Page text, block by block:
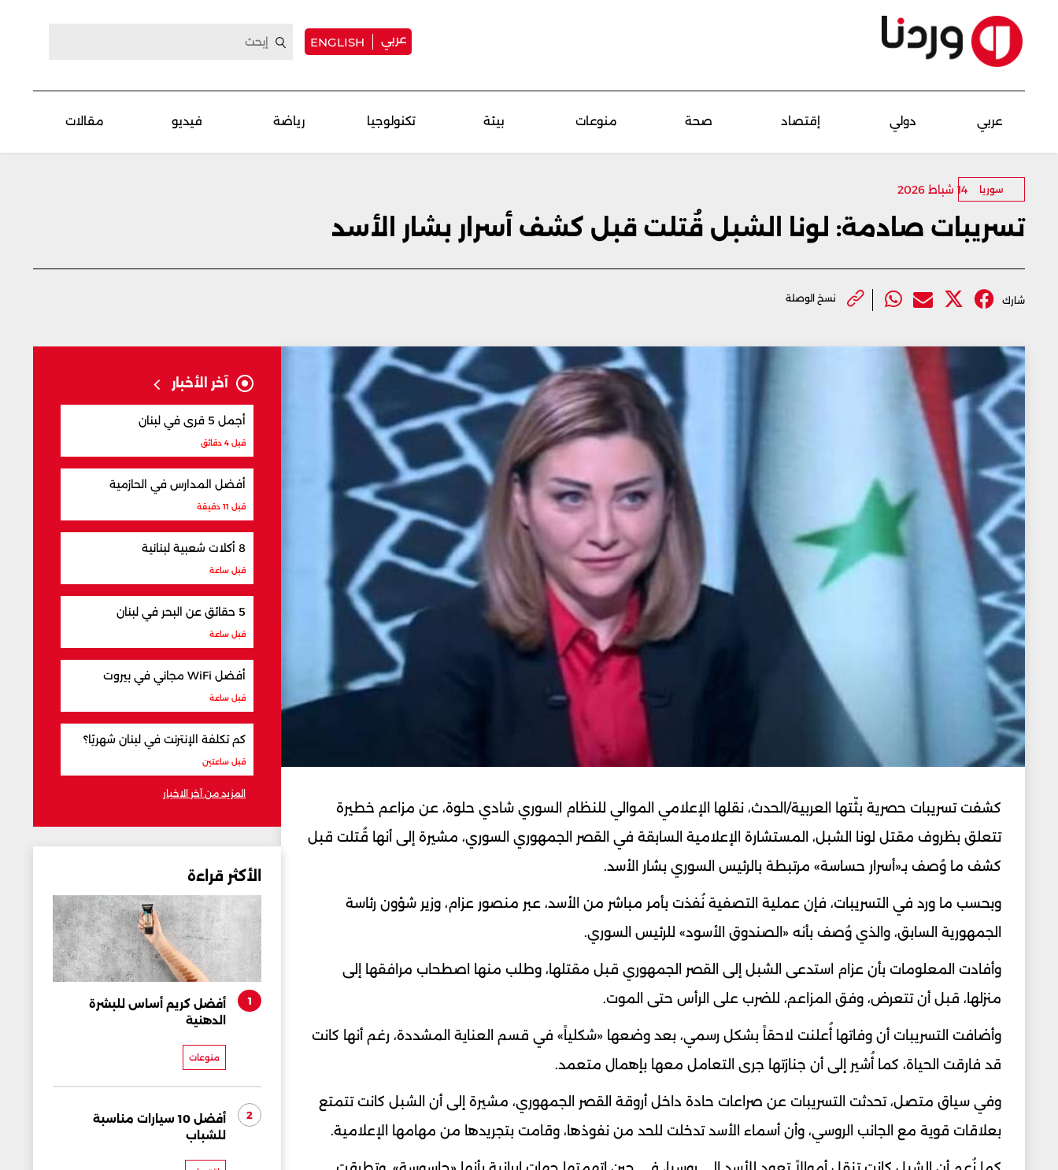
عربي ENGLISH
عربي دولي إقتصاد صحة منوعات بيئة تكنولوجيا رياضة فيديو مقالات
سوريا 14 شباط 2026
تسريبات صادمة: لونا الشبل قُتلت قبل كشف أسرار بشار الأسد
شارك نسخ الوصلة
كشفت تسريبات حصرية بثّتها العربية/الحدث، نقلها الإعلامي الموالي للنظام السوري شادي حلوة، عن مزاعم خطيرة
تتعلق بظروف مقتل لونا الشبل، المستشارة الإعلامية السابقة في القصر الجمهوري السوري، مشيرة إلى أنها قُتلت قبل
كشف ما وُصف بـ«أسرار حساسة» مرتبطة بالرئيس السوري بشار الأسد.
وبحسب ما ورد في التسريبات، فإن عملية التصفية نُفذت بأمر مباشر من الأسد، عبر منصور عزام، وزير شؤون رئاسة
الجمهورية السابق، والذي وُصف بأنه «الصندوق الأسود» للرئيس السوري.
وأفادت المعلومات بأن عزام استدعى الشبل إلى القصر الجمهوري قبل مقتلها، وطلب منها اصطحاب مرافقها إلى
منزلها، قبل أن تتعرض، وفق المزاعم، للضرب على الرأس حتى الموت.
وأضافت التسريبات أن وفاتها أُعلنت لاحقاً بشكل رسمي، بعد وضعها «شكلياً» في قسم العناية المشددة، رغم أنها كانت
قد فارقت الحياة، كما أُشير إلى أن جنازتها جرى التعامل معها بإهمال متعمد.
وفي سياق متصل، تحدثت التسريبات عن صراعات حادة داخل أروقة القصر الجمهوري، مشيرة إلى أن الشبل كانت تتمتع
بعلاقات قوية مع الجانب الروسي، وأن أسماء الأسد تدخلت للحد من نفوذها، وقامت بتجريدها من مهامها الإعلامية.
آخر الأخبار
أجمل 5 قرى في لبنان
قبل 4 دقائق
أفضل المدارس في الحازمية
قبل 11 دقيقة
8 أكلات شعبية لبنانية
قبل ساعة
5 حقائق عن البحر في لبنان
قبل ساعة
أفضل WiFi مجاني في بيروت
قبل ساعة
كم تكلفة الإنترنت في لبنان شهريًا؟
قبل ساعتين
المزيد من آخر الاخبار
الأكثر قراءة
1
أفضل كريم أساس للبشرة
الدهنية
منوعات
2
أفضل 10 سيارات مناسبة
للشباب